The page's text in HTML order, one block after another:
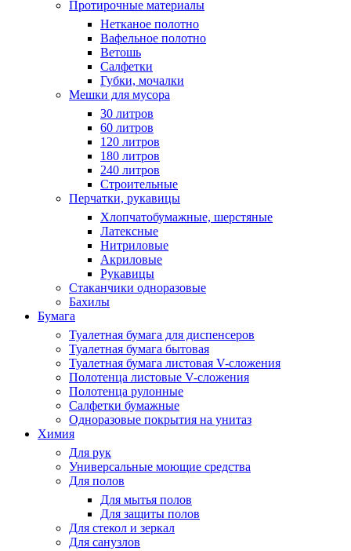
Протирочные материалы
Нетканое полотно
Вафельное полотно
Ветошь
Салфетки
Губки, мочалки
Мешки для мусора
30 литров
60 литров
120 литров
180 литров
240 литров
Строительные
Перчатки, рукавицы
Хлопчатобумажные, шерстяные
Латексные
Нитриловые
Акриловые
Рукавицы
Стаканчики одноразовые
Бахилы
Бумага
Туалетная бумага для диспенсеров
Туалетная бумага бытовая
Туалетная бумага листовая V-сложения
Полотенца листовые V-сложения
Полотенца рулонные
Салфетки бумажные
Одноразовые покрытия на унитаз
Химия
Для рук
Универсальные моющие средства
Для полов
Для мытья полов
Для защиты полов
Для стекол и зеркал
Для санузлов